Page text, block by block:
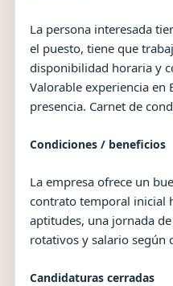
La persona interesada
el puesto, tiene que
disponibilidad horaria y
Valorable experiencia en
presencia. Carnet de
Condiciones / beneficios
La empresa ofrece un
contrato temporal inicial
aptitudes, una jornada
rotativos y salario según
Candidaturas cerradas